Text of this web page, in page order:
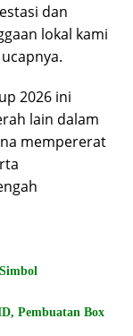
dan
lokal kami
2026 ini
lain dalam
mempererat
Pembuatan Box